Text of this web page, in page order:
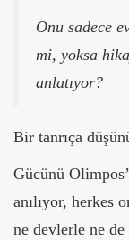
Onu sadece
mi, yoksa
anlatıyor?
Bir tanrıça
Gücünü
anılıyor, herkes
ne devlerle ne de